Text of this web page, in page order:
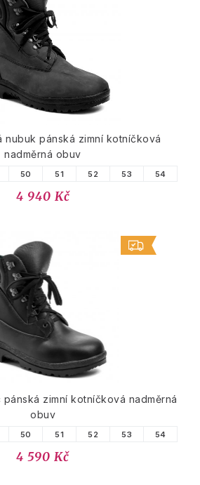
nubuk pánská zimní kotníčková
nadměrná obuv
50 51 52 53 54
4 940 Kč
pánská zimní kotníčková nadměrná
obuv
50 51 52 53 54
4 590 Kč